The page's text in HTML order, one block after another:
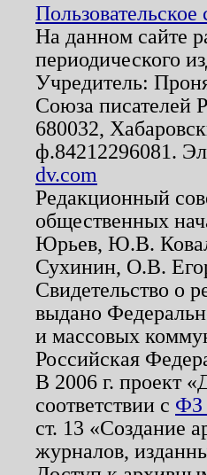
На данном сайте
периодического
Учредитель:
Союза писателей
680032,
ф.84212296081.
dv.com
Редакционный
общественных
Юрьев, Ю.В.
Сухинин, О.В.
Свидетельство о
выдано
и массовых
Российская
В 2006 г. проект
соответствии с ФЗ
ст. 13 «Создание
журналов,